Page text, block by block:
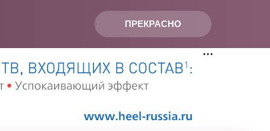
ПРЕКРАСНО